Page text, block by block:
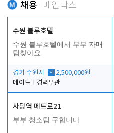
채용 메인박스
수원 블루호텔
수원 블루호텔에서 부부 자매
팀찾아요
경기 수원시 시
2,500,000원
메이드
경력무관
사당역 메트로21
부부 청소팀 구합니다